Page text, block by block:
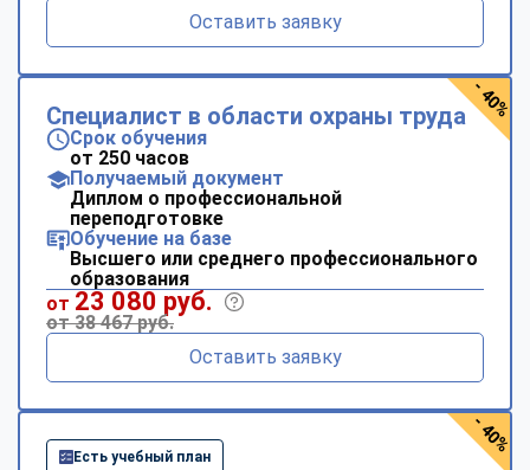
Оставить заявку
Специалист в области охраны труда
Срок обучения
от 250 часов
Получаемый документ
Диплом о профессиональной
переподготовке
Обучение на базе
Высшего или среднего профессионального
образования
от 23 080 руб.
от 38 467 руб.
Оставить заявку
- 40%
Есть учебный план
- 40%